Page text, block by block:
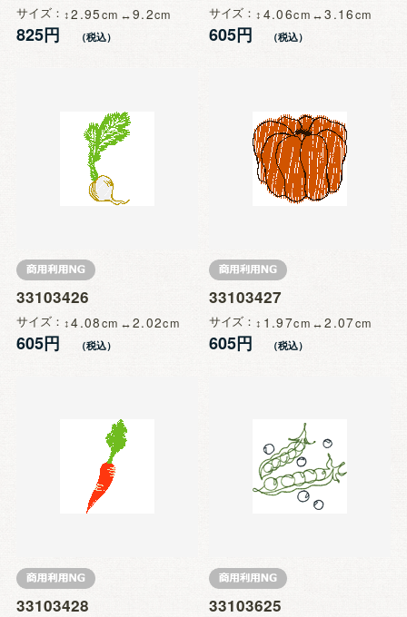
サイズ 2.95 9.2
825円
サイズ 4.06 3.16
605円
33103426
サイズ 4.08 2.02
605円
33103427
サイズ 1.97 2.07
605円
33103428 33103625